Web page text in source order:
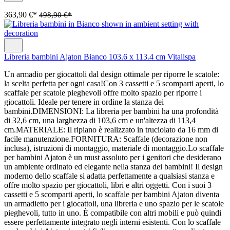
363,90 €* 498,90 €*
Libreria bambini Ajaton Bianco 103.6 x 113.4 cm Vitalispa
Un armadio per giocattoli dal design ottimale per riporre le scatole:
la scelta perfetta per ogni casa!Con 3 cassetti e 5 scomparti aperti, lo
scaffale per scatole pieghevoli offre molto spazio per riporre i
giocattoli. Ideale per tenere in ordine la stanza dei
bambini.DIMENSIONI: La libreria per bambini ha una profondità
di 32,6 cm, una larghezza di 103,6 cm e un'altezza di 113,4
cm.MATERIALE: Il ripiano è realizzato in truciolato da 16 mm di
facile manutenzione.FORNITURA: Scaffale (decorazione non
inclusa), istruzioni di montaggio, materiale di montaggio.Lo scaffale
per bambini Ajaton è un must assoluto per i genitori che desiderano
un ambiente ordinato ed elegante nella stanza dei bambini! Il design
moderno dello scaffale si adatta perfettamente a qualsiasi stanza e
offre molto spazio per giocattoli, libri e altri oggetti. Con i suoi 3
cassetti e 5 scomparti aperti, lo scaffale per bambini Ajaton diventa
un armadietto per i giocattoli, una libreria e uno spazio per le scatole
pieghevoli, tutto in uno. È compatibile con altri mobili e può quindi
essere perfettamente integrato negli interni esistenti. Con lo scaffale